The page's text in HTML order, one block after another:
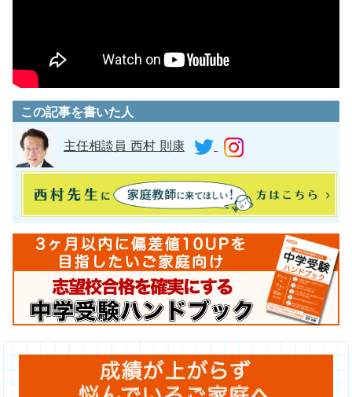
この記事を書いた人
主任相談員 西村 則康